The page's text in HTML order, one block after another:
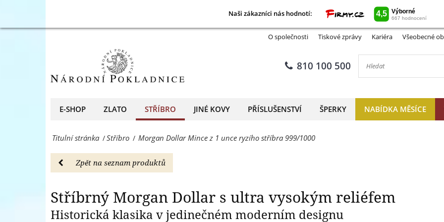
Naši zákazníci nás hodnotí:
vysokým
Stříbro
-
Národní
Pokladnice
O společnosti Tiskové zprávy Kariéra Všeobecné
810 100 500
E-SHOP ZLATO STŘÍBRO JINÉ KOVY PŘÍSLUŠENSTVÍ ŠPERKY NABÍDKA MĚSÍCE
Titulní stránka /Stříbro / Morgan Dollar Mince z 1 unce ryzího stříbra 999/1000
Zpět na seznam produktů
Stříbrný Morgan Dollar s ultra vysokým reliéfem
Historická klasika v jedinečném moderním designu
Stříbrný Morgan Dollar s ultra
Naši zákazníci nás hodnotí:
-
Národní
přední
evropský
prodejce
a